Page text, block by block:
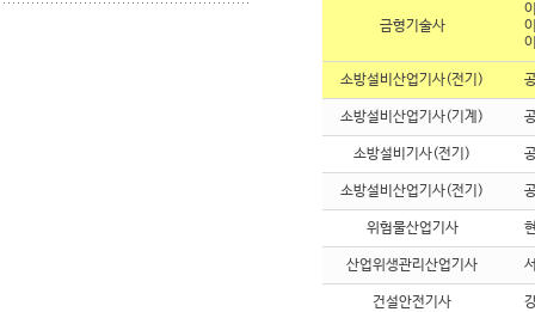
금형기술사
소방설비산업기사(전기)
소방설비산업기사(기계)
소방설비기사(전기)
소방설비산업기사(전기)
위험물산업기사
산업위생관리산업기사
건설안전기사